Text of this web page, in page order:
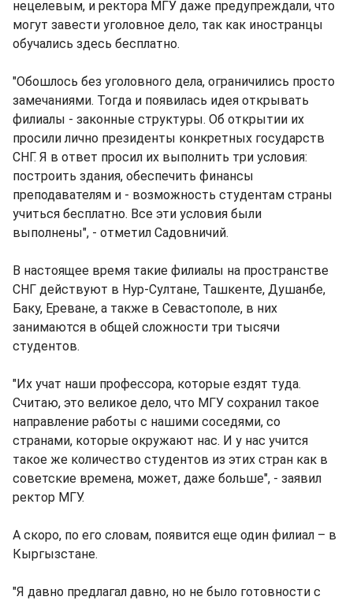
нецелевым, и ректора МГУ даже предупреждали, что
могут завести уголовное дело, так как иностранцы
обучались здесь бесплатно.
"Обошлось без уголовного дела, ограничились просто
замечаниями. Тогда и появилась идея открывать
филиалы - законные структуры. Об открытии их
просили лично президенты конкретных государств
СНГ. Я в ответ просил их выполнить три условия:
построить здания, обеспечить финансы
преподавателям и - возможность студентам страны
учиться бесплатно. Все эти условия были
выполнены", - отметил Садовничий.
В настоящее время такие филиалы на пространстве
СНГ действуют в Нур-Султане, Ташкенте, Душанбе,
Баку, Ереване, а также в Севастополе, в них
занимаются в общей сложности три тысячи
студентов.
"Их учат наши профессора, которые ездят туда.
Считаю, это великое дело, что МГУ сохранил такое
направление работы с нашими соседями, со
странами, которые окружают нас. И у нас учится
такое же количество студентов из этих стран как в
советские времена, может, даже больше", - заявил
ректор МГУ.
А скоро, по его словам, появится еще один филиал – в
Кыргызстане.
"Я давно предлагал давно, но не было готовности с